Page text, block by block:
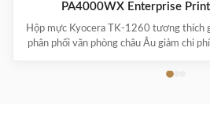
PA4000WX Enterprise
Hộp mực Kyocera TK-1260 tương thích
phân phối văn phòng châu Âu giảm chi
ngày càng tăng về Hộp mực Kyocera